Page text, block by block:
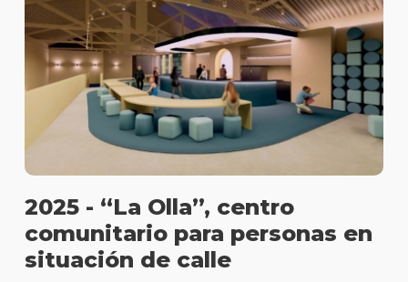
2025 - “La Olla”, centro
comunitario para personas en
situación de calle